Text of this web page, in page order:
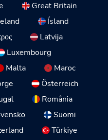
Great Britain
Ísland
Latvija
Luxembourg
Malta
Maroc
Österreich
România
Suomi
Türkiye